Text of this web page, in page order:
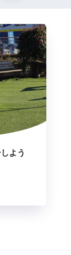
よう